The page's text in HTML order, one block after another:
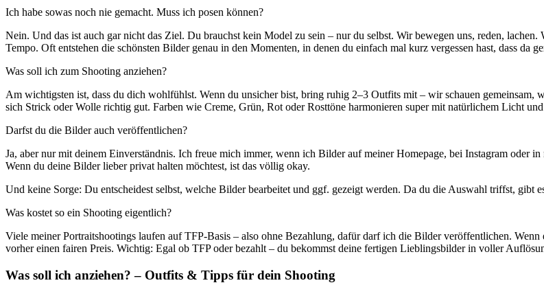
Ich habe sowas noch nie gemacht. Muss ich posen können?
Nein. Und das ist auch gar nicht das Ziel. Du brauchst kein Model zu sein – nur du selbst. Wir bewegen uns, reden,
Tempo. Oft entstehen die schönsten Bilder genau in den Momenten, in denen du einfach mal kurz vergessen hast, dass da
Was soll ich zum Shooting anziehen?
Am wichtigsten ist, dass du dich wohlfühlst. Wenn du unsicher bist, bring ruhig 2–3 Outfits mit – wir schauen gemeinsam,
sich Strick oder Wolle richtig gut. Farben wie Creme, Grün, Rot oder Rosttöne harmonieren super mit natürlichem Licht
Darfst du die Bilder auch veröffentlichen?
Ja, aber nur mit deinem Einverständnis. Ich freue mich immer, wenn ich Bilder auf meiner Homepage, bei Instagram oder
Wenn du deine Bilder lieber privat halten möchtest, ist das völlig okay.
Und keine Sorge: Du entscheidest selbst, welche Bilder bearbeitet und ggf. gezeigt werden. Da du die Auswahl triffst, gibt
Was kostet so ein Shooting eigentlich?
Viele meiner Portraitshootings laufen auf TFP-Basis – also ohne Bezahlung, dafür darf ich die Bilder veröffentlichen.
vorher einen fairen Preis. Wichtig: Egal ob TFP oder bezahlt – du bekommst deine fertigen Lieblingsbilder in voller
Was soll ich anziehen? – Outfits & Tipps für dein Shooting